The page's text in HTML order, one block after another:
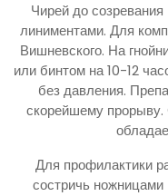
Чирей до
линиментами. Для
Вишневского. На
или бинтом на 10-12
без давления.
скорейшему
Для профилактики
состричь